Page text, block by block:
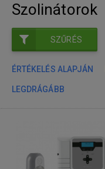
Szolinátorok
SZŰRÉS
ÉRTÉKELÉS ALAPJÁN
LEGDRÁGÁBB